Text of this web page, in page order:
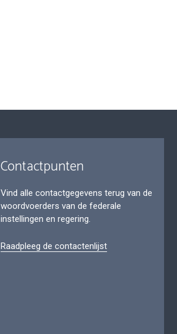
Contactpunten
Vind alle contactgegevens terug van de
woordvoerders van de federale
instellingen en regering.
Raadpleeg de contactenlijst